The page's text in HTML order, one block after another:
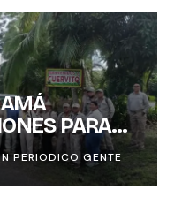
PARA
VIVIENDAS
PERIODICO GENTE